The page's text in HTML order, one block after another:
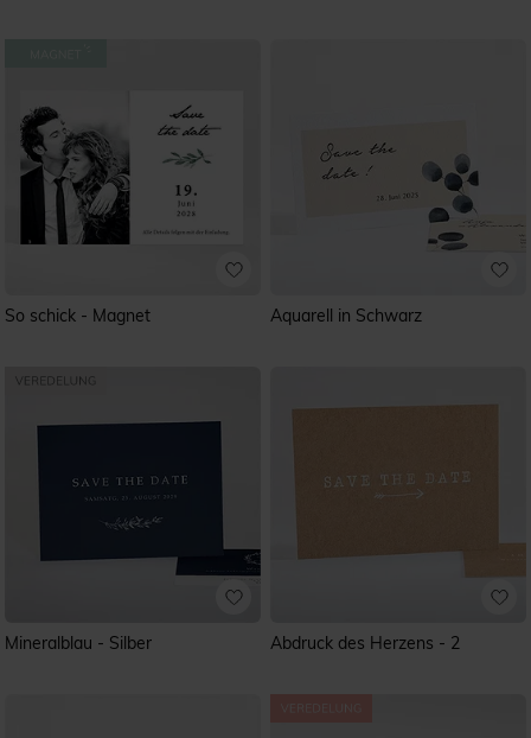
So schick - Magnet Aquarell in Schwarz
Mineralblau - Silber Abdruck des Herzens - 2